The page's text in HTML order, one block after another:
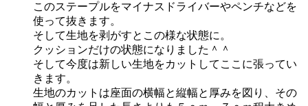
このステープルをマイナスドライバーやペンチなどを
使って抜きます。
そして生地を剥がすとこの様な状態に。
クッションだけの状態になりました＾＾
そして今度は新しい生地をカットしてここに張ってい
きます。
生地のカットは座面の横幅と縦幅と厚みを図り、その